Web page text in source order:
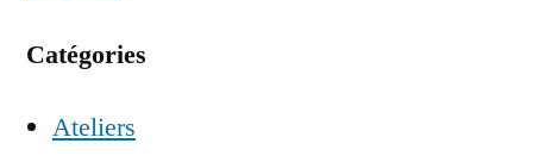
Catégories
Ateliers